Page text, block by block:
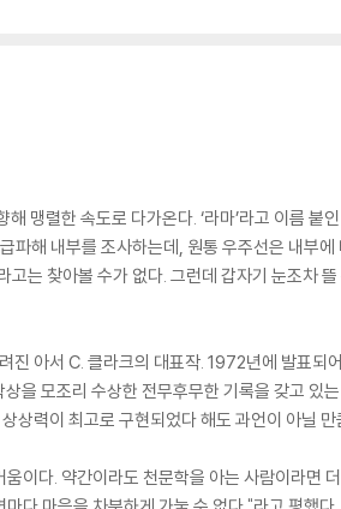
맹렬한 속도로 다가온다. ‘라마’라고 이름 붙
파해 내부를 조사하는데, 원통 우주선은 내부
는 찾아볼 수가 없다. 그런데 갑자기 눈조차
진 아서 C. 클라크의 대표작. 1972년에 발표
을 모조리 수상한 전무후무한 기록을 갖고 있
상력이 최고로 구현되었다 해도 과언이 아닐
이다. 약간이라도 천문학을 아는 사람이라면